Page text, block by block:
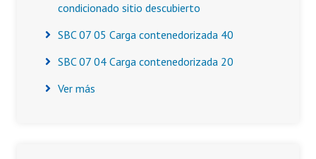
condicionado sitio descubierto
SBC 07 05 Carga contenedorizada 40
SBC 07 04 Carga contenedorizada 20
Ver más